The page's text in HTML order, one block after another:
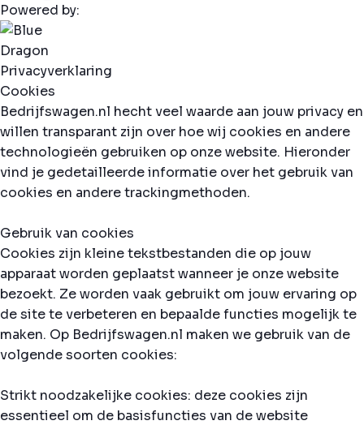
Powered by:
Privacyverklaring
Cookies
Bedrijfswagen.nl hecht veel waarde aan jouw privacy en
willen transparant zijn over hoe wij cookies en andere
technologieën gebruiken op onze website. Hieronder
vind je gedetailleerde informatie over het gebruik van
cookies en andere trackingmethoden.
Gebruik van cookies
Cookies zijn kleine tekstbestanden die op jouw
apparaat worden geplaatst wanneer je onze website
bezoekt. Ze worden vaak gebruikt om jouw ervaring op
de site te verbeteren en bepaalde functies mogelijk te
maken. Op Bedrijfswagen.nl maken we gebruik van de
volgende soorten cookies:
Strikt noodzakelijke cookies: deze cookies zijn
essentieel om de basisfuncties van de website